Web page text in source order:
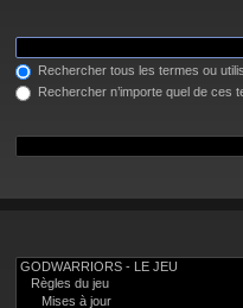
Rechercher tous les termes ou
Rechercher n’importe quel de ces